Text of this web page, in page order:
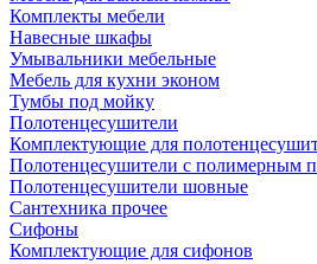
Комплекты мебели
Навесные шкафы
Умывальники мебельные
Мебель для кухни эконом
Тумбы под мойку
Полотенцесушители
Комплектующие для
Полотенцесушители с полимерным
Полотенцесушители шовные
Сантехника прочее
Сифоны
Комплектующие для сифонов